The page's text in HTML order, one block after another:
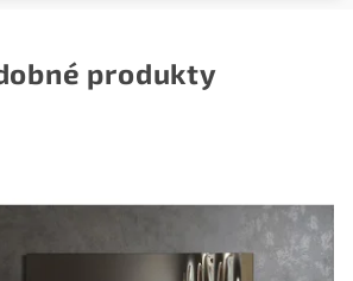
produkty